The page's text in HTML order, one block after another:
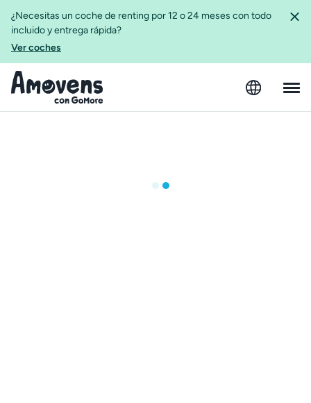
¿Necesitas un coche de renting por 12 o 24 meses con todo
incluido y entrega rápida?
Ver coches